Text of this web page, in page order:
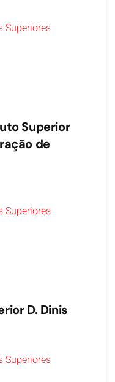
Superiores
Superior
de
Superiores
D. Dinis
Superiores